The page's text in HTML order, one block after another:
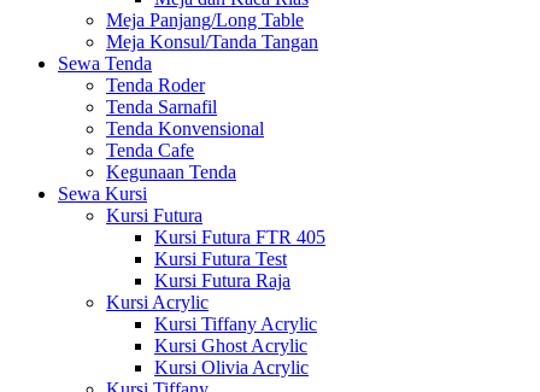
Meja Panjang/Long Table
Meja Konsul/Tanda Tangan
Sewa Tenda
Tenda Roder
Tenda Sarnafil
Tenda Konvensional
Tenda Cafe
Kegunaan Tenda
Sewa Kursi
Kursi Futura
Kursi Futura FTR 405
Kursi Futura Test
Kursi Futura Raja
Kursi Acrylic
Kursi Tiffany Acrylic
Kursi Ghost Acrylic
Kursi Olivia Acrylic